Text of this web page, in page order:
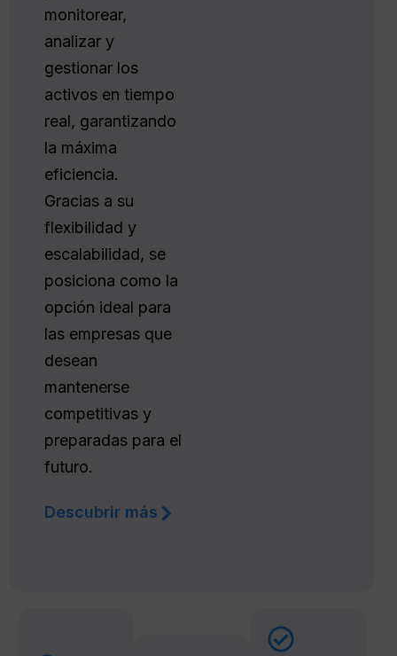
monitorear,
analizar y
gestionar los
activos en tiempo
real, garantizando
la máxima
eficiencia.
Gracias a su
flexibilidad y
escalabilidad, se
posiciona como la
opción ideal para
las empresas que
desean
mantenerse
competitivas y
preparadas para el
futuro.
Descubrir más